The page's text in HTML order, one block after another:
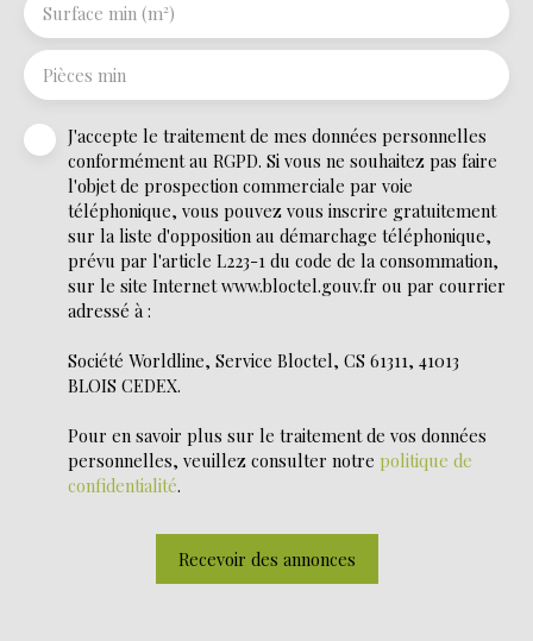
Surface min (m²)
Pièces min
J'accepte le traitement de mes données personnelles
conformément au RGPD. Si vous ne souhaitez pas faire
l'objet de prospection commerciale par voie
téléphonique, vous pouvez vous inscrire gratuitement
sur la liste d'opposition au démarchage téléphonique,
prévu par l'article L223-1 du code de la consommation,
sur le site Internet www.bloctel.gouv.fr ou par courrier
adressé à :
Société Worldline, Service Bloctel, CS 61311, 41013
BLOIS CEDEX.
Pour en savoir plus sur le traitement de vos données
personnelles, veuillez consulter notre politique de
confidentialité.
Recevoir des annonces